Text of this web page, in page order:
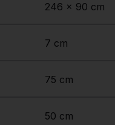
246 x 90 cm
7 cm
75 cm
50 cm